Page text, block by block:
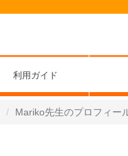
利用ガイド
Mariko先生のプロフィー